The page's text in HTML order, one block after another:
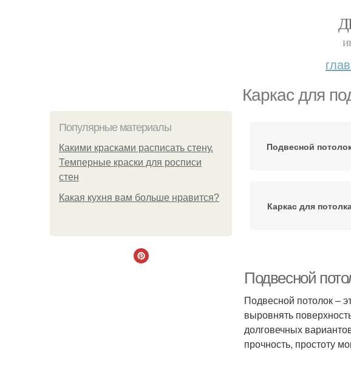
Каркас для
Популярные материалы
Какими красками расписать стену.
Темперные краски для росписи
стен
Какая кухня вам больше нравится?
Подвесной
Каркас для
металлическом
Подвесной
Подвесной потолок –
выровнять
долговечных
прочность, простоту